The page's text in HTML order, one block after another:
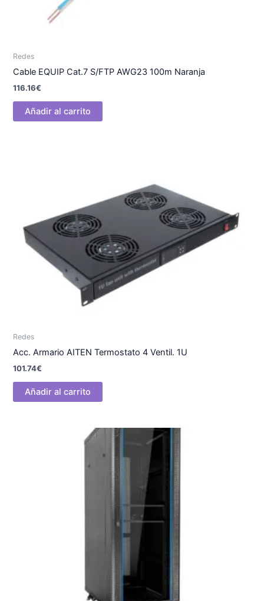
Redes
Cable EQUIP Cat.7 S/FTP AWG23 100m Naranja
116.16€
Añadir al carrito
Redes
Acc. Armario AITEN Termostato 4 Ventil. 1U
101.74€
Añadir al carrito